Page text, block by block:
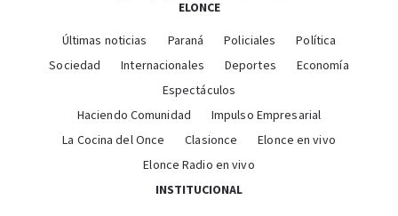
ELONCE
Últimas noticias Paraná Policiales
Política
Sociedad
Internacionales Deportes
Economía
Espectáculos
Haciendo Comunidad
Impulso Empresarial
La Cocina del Once
Clasionce
Elonce en vivo
Elonce Radio en vivo
INSTITUCIONAL